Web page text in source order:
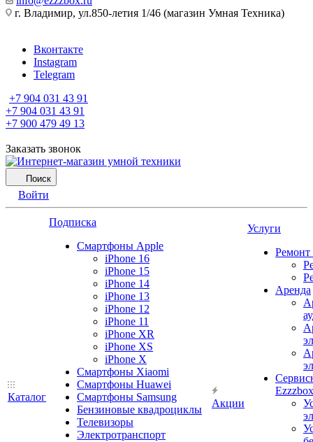
г. Владимир, ул.850-летия 1/46 (магазин Умная Техника)
Вконтакте
Instagram
Telegram
+7 904 031 43 91
+7 904 031 43 91
+7 900 479 49 13
Заказать звонок
Поиск
Войти
Каталог
Подписка
Смартфоны Apple
iPhone 16
iPhone 15
iPhone 14
iPhone 13
iPhone 12
iPhone 11
iPhone XR
iPhone XS
iPhone X
Смартфоны Xiaomi
Смартфоны Huawei
Смартфоны Samsung
Бензиновые квадроциклы
Телевизоры
Электротранспорт
Акции
Услуги
Ремонт
Аренда
Ezzzbox